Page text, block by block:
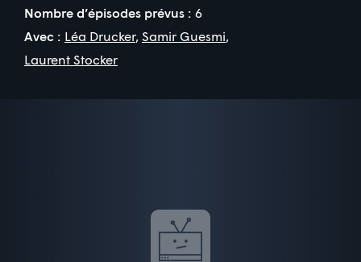
Nombre d’épisodes prévus : 6
Avec : Léa Drucker, Samir Guesmi,
Laurent Stocker